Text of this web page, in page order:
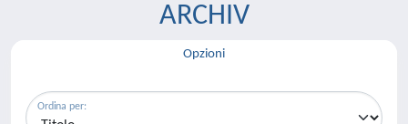
ARCHIV
Opzioni
Ordina per: